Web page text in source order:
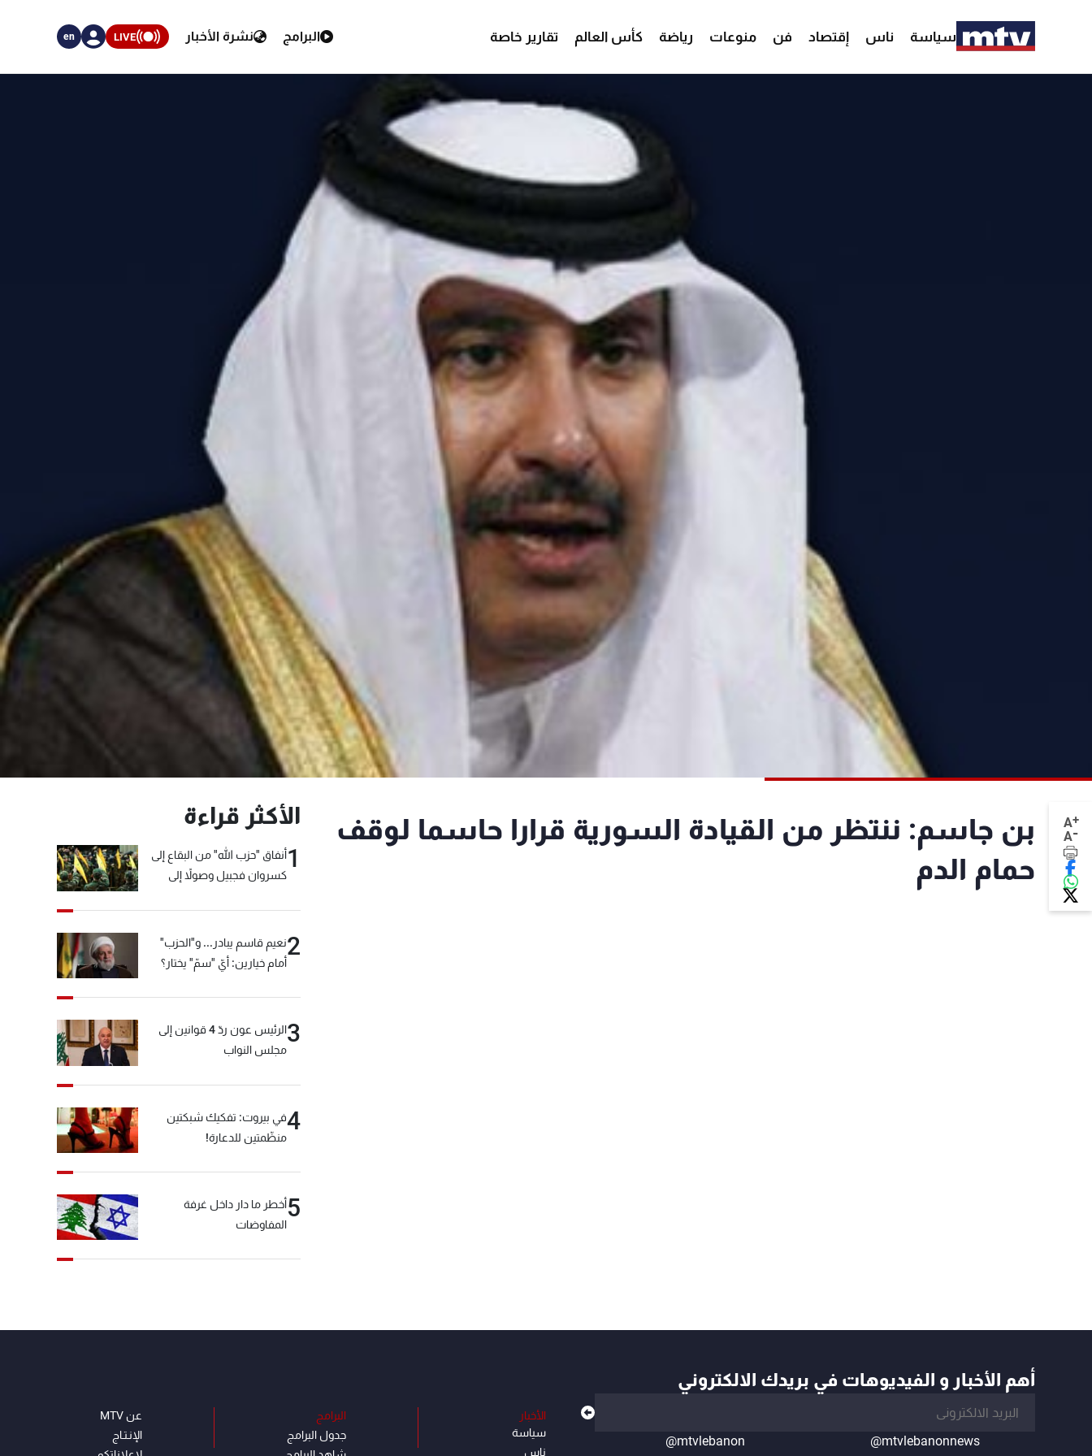
سياسة ناس إقتصاد فن منوعات رياضة كأس العالم تقارير خاصة البرامج نشرة الأخبار LIVE
en
A+
A-
بن جاسم: ننتظر من القيادة السورية قرارا حاسما لوقف
حمام الدم
الأكثر قراءة
1أنفاق "حزب الله" من البقاع إلى
كسروان فجبيل وصولاً إلى
2نعيم قاسم يبادر... و"الحزب"
أمام خيارين: أيّ "سمّ" يختار؟
3
الرئيس عون ردّ 4 قوانين إلى
مجلس النواب
4في بيروت: تفكيك شبكتين
منظّمتين للدعارة!
5أخطر ما دار داخل غرفة
المفاوضات
أهم الأخبار و الفيديوهات في بريدك الالكتروني
@mtvlebanonnews
@mtvlebanon
الأخبار
سياسة
ناس
البرامج
جدول البرامج
عن MTV
الإنـتـاج